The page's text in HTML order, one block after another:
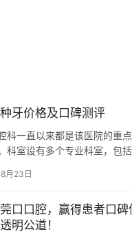
牙价格及口碑测评
科一直以来都是该医院的重
科室设有多个专业科室，包
月23日
口口腔，赢得患者口
明公道！